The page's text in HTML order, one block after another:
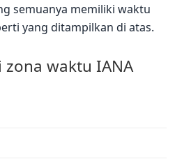
semuanya memiliki waktu
yang ditampilkan di atas.
waktu IANA